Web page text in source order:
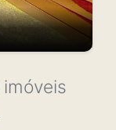
imóveis